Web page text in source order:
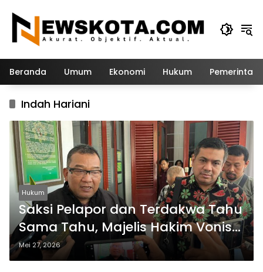
konten
Beranda Umum Ekonomi Hukum
Indah Hariani
Hukum
Saksi Pelapor dan Terdakwa Tahu
Sama Tahu, Majelis Hakim Vonis
Ringan Terdakwa Akta Jual Beli
Kapal
Mei 27, 2026